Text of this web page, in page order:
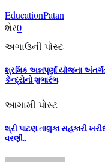
EducationPatan
શેર0
અગાઉની પોસ્ટ
શ્રમિક અન્નપૂર્ણા યોજના
કેન્દ્રોનો શુભારંભ
આગામી પોસ્ટ
શ્રી પાટણ તાલુકા સહકારી
વરણી..